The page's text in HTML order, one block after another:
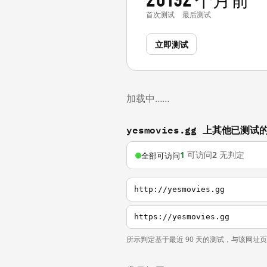
首次测试 最后测试
立即测试
加载中……
yesmovies.gg 上其他已测试
全部可访问1 可访问2 无判定
http://yesmovies.gg
https://yesmovies.gg
所示判定基于最近 90 天的测试，与该网址页